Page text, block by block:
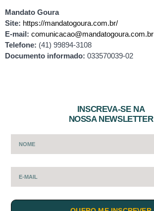
Mandato Goura
Site: https://mandatogoura.com.br/
E-mail: comunicacao@mandatogoura.com.br
Telefone: (41) 99894-3108
Documento informado: 033570039-02
INSCREVA-SE NA
NOSSA NEWSLETTER